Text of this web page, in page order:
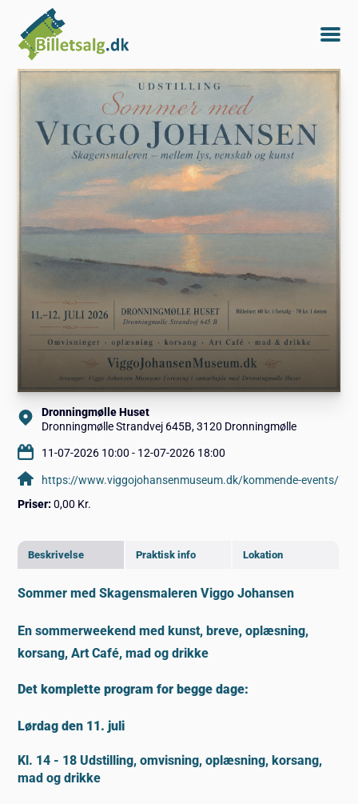
Beskrivelse Praktisk info Lokation
Sommer med Skagensmaleren Viggo Johansen
En sommerweekend med kunst, breve, oplæsning,
korsang, Art Café, mad og drikke
Det komplette program for begge dage:
Lørdag den 11. juli
Kl. 14 - 18 Udstilling, omvisning, oplæsning, korsang,
mad og drikke
Dronningmølle Huset
Dronningmølle Strandvej 645B, 3120 Dronningmølle
11-07-2026 10:00 - 12-07-2026 18:00
https://www.viggojohansenmuseum.dk/kommende-events/
Priser: 0,00 Kr.